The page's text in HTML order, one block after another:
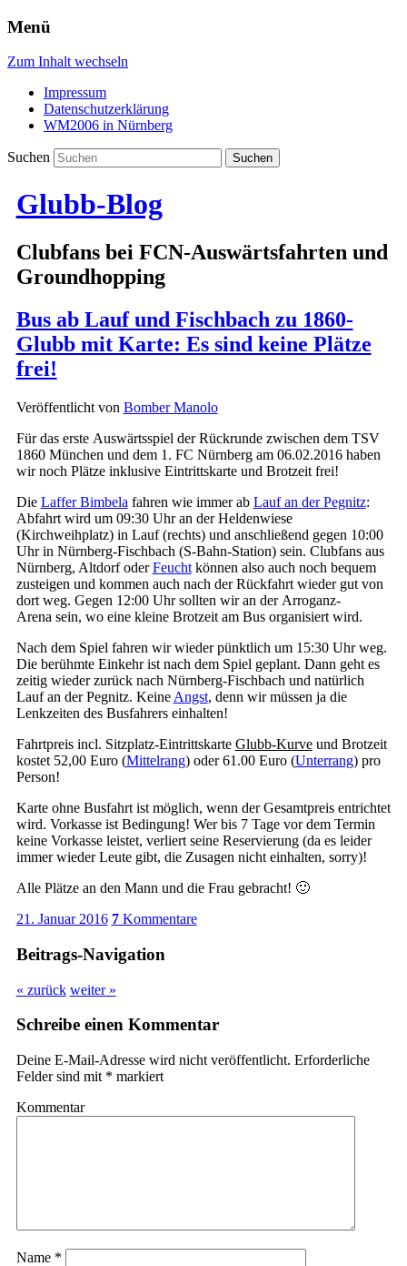
Menü
Zum Inhalt wechseln
Impressum
Datenschutzerklärung
WM2006 in Nürnberg
Suchen
Glubb-Blog
Clubfans bei FCN-Auswärtsfahrten und
Groundhopping
Bus ab Lauf und Fischbach zu 1860-
Glubb mit Karte: Es sind keine Plätze
frei!
Veröffentlicht von Bomber Manolo
Für das erste Auswärtsspiel der Rückrunde zwischen dem TSV
1860 München und dem 1. FC Nürnberg am 06.02.2016 haben
wir noch Plätze inklusive Eintrittskarte und Brotzeit frei!
Die Laffer Bimbela fahren wie immer ab Lauf an der Pegnitz:
Abfahrt wird um 09:30 Uhr an der Heldenwiese
(Kirchweihplatz) in Lauf (rechts) und anschließend gegen 10:00
Uhr in Nürnberg-Fischbach (S-Bahn-Station) sein. Clubfans aus
Nürnberg, Altdorf oderFeuchtkönnen also auch noch bequem
zusteigen und kommen auch nach der Rückfahrt wieder gut von
dort weg. Gegen 12:00 Uhr sollten wir an der Arroganz-
Arena sein, wo eine kleine Brotzeit am Bus organisiert wird.
Nach dem Spiel fahren wir wieder pünktlich um 15:30 Uhr weg.
Die berühmte Einkehr ist nach dem Spiel geplant. Dann geht es
zeitig wieder zurück nach Nürnberg-Fischbach und natürlich
Lauf an der Pegnitz. Keine Angst, denn wir müssen ja die
Lenkzeiten des Busfahrers einhalten!
Fahrtpreis incl. Sitzplatz-Eintrittskarte Glubb-Kurveund Brotzeit
kostet 52,00 Euro (Mittelrang) oder 61.00 Euro (Unterrang) pro
Person!
Karte ohne Busfahrt ist möglich, wenn der Gesamtpreis entrichtet
wird. Vorkasse ist Bedingung! Wer bis 7 Tage vor dem Termin
keine Vorkasse leistet, verliert seine Reservierung (da es leider
immer wieder Leute gibt, die Zusagen nicht einhalten, sorry)!
Alle Plätze an den Mann und die Frau gebracht! 🙂
21. Januar 2016 7Kommentare
Beitrags-Navigation
« zurück weiter »
Schreibe einen Kommentar
Deine E-Mail-Adresse wird nicht veröffentlicht. Erforderliche
Felder sind mit * markiert
Kommentar
Name *